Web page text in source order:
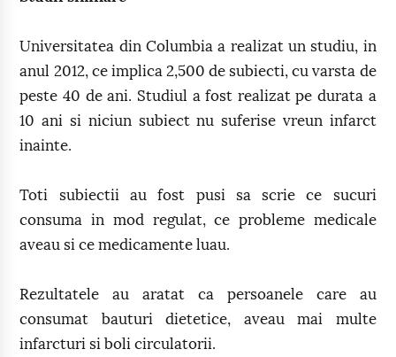
Universitatea din Columbia a realizat un studiu, in
anul 2012, ce implica 2,500 de subiecti, cu varsta de
peste 40 de ani. Studiul a fost realizat pe durata a
10 ani si niciun subiect nu suferise vreun infarct
inainte.
Toti subiectii au fost pusi sa scrie ce sucuri
consuma in mod regulat, ce probleme medicale
aveau si ce medicamente luau.
Rezultatele au aratat ca persoanele care au
consumat bauturi dietetice, aveau mai multe
infarcturi si boli circulatorii.